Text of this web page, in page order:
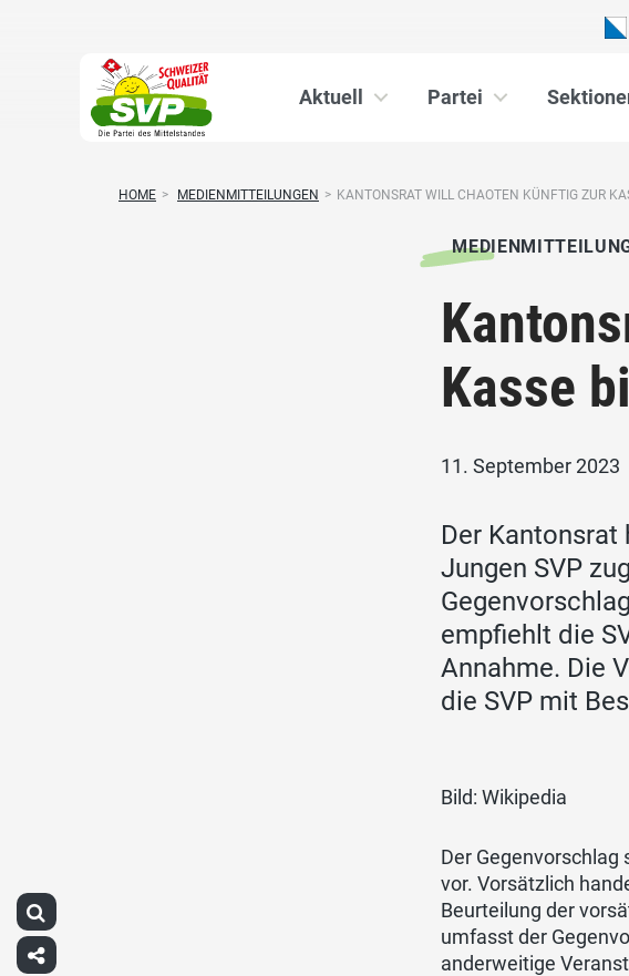
Aktuell Partei
HOME > MEDIENMITTEILUNGEN > KANTONSRAT WILL CHAOTEN KÜNFTIG ZUR
Kasse
11. September 2023
Der
Jungen SVP
empfiehlt die
Annahme. Die
die SVP mit
Bild: Wikipedia
Der
vor. Vorsätzlich
Beurteilung der
umfasst der
anderweitige